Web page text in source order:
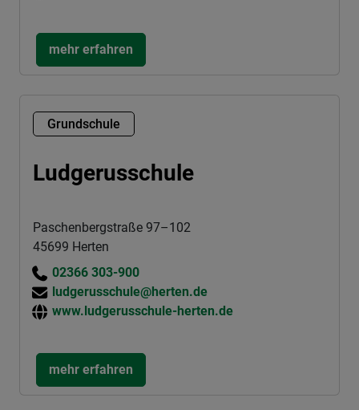
mehr erfahren
Grundschule
Ludgerusschule
Paschenbergstraße 97–102
45699 Herten
02366 303-900
ludgerusschule@herten.de
www.ludgerusschule-herten.de
mehr erfahren